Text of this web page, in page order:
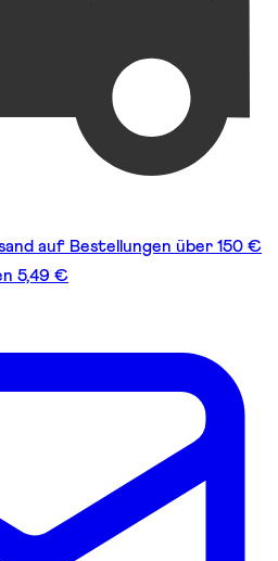
auf Bestellungen über 150 €
5,49 €